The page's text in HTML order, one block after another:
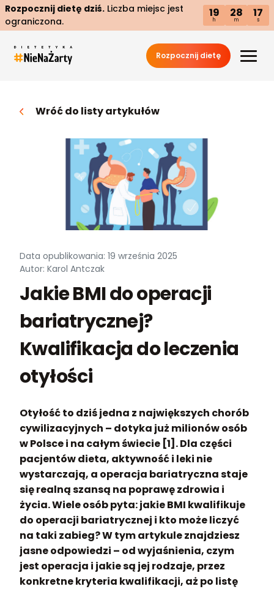
Rozpocznij dietę dziś. Liczba miejsc jest
ograniczona.
19
h
28
m
16
s
Rozpocznij dietę
Wróć do listy artykułów
Data opublikowania: 19 września 2025
Autor: Karol Antczak
Jakie BMI do operacji
bariatrycznej?
Kwalifikacja do leczenia
otyłości
Otyłość to dziś jedna z największych chorób
cywilizacyjnych – dotyka już milionów osób
w Polsce i na całym świecie [1]. Dla części
pacjentów dieta, aktywność i leki nie
wystarczają, a operacja bariatryczna staje
się realną szansą na poprawę zdrowia i
życia. Wiele osób pyta: jakie BMI kwalifikuje
do operacji bariatrycznej i kto może liczyć
na taki zabieg? W tym artykule znajdziesz
jasne odpowiedzi – od wyjaśnienia, czym
jest operacja i jakie są jej rodzaje, przez
konkretne kryteria kwalifikacji, aż po listę